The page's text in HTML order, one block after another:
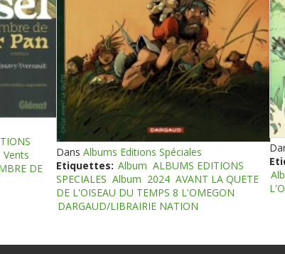
Vents
DE
Dans Albums Editions Spéciales
Etiquettes: Album ALBUMS EDITIONS
SPECIALES Album 2024 AVANT LA QUETE
DE L'OISEAU DU TEMPS 8 L'OMEGON
DARGAUD/LIBRAIRIE NATION